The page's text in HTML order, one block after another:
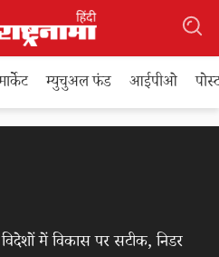
म्युचुअल फंड आईपीओ
में विकास पर सटीक, निडर